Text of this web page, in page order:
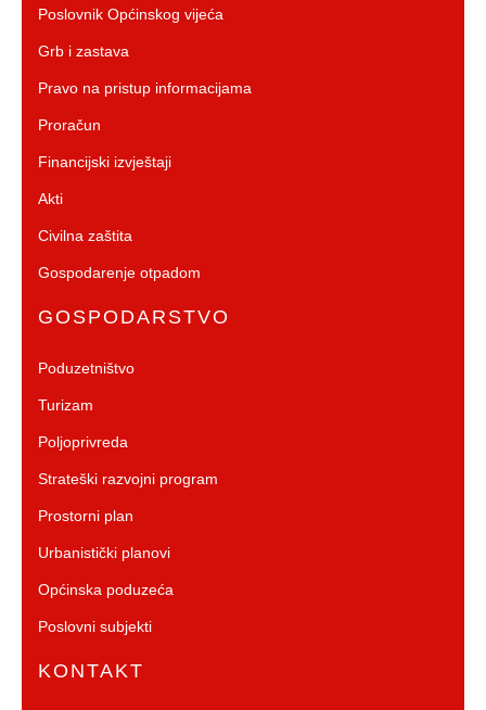
Poslovnik Općinskog vijeća
Grb i zastava
Pravo na pristup informacijama
Proračun
Financijski izvještaji
Akti
Civilna zaštita
Gospodarenje otpadom
GOSPODARSTVO
Poduzetništvo
Turizam
Poljoprivreda
Strateški razvojni program
Prostorni plan
Urbanistički planovi
Općinska poduzeća
Poslovni subjekti
KONTAKT